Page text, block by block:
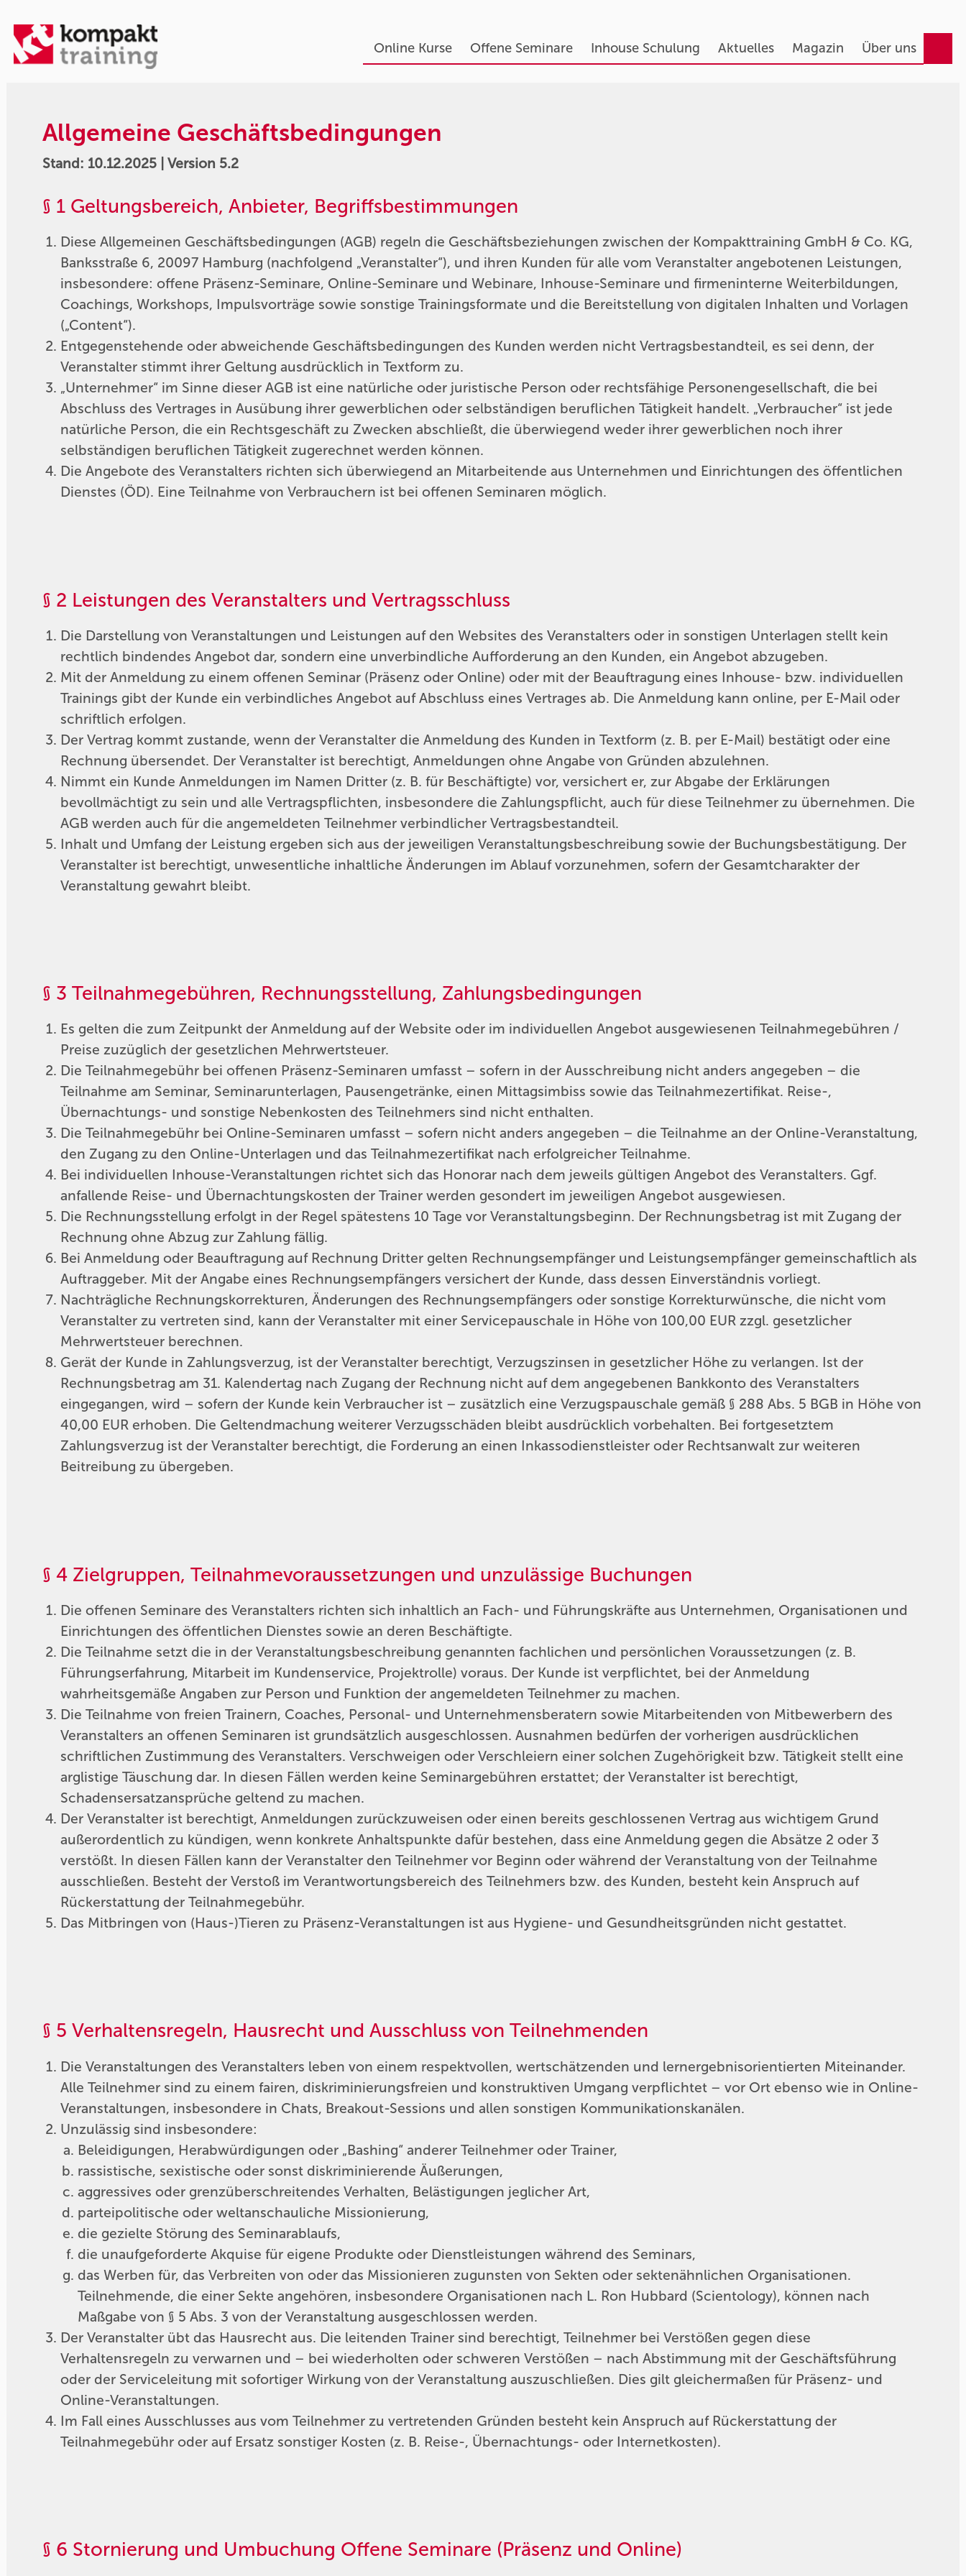
Online Kurse Offene Seminare Inhouse Schulung Aktuelles Magazin Über uns
Allgemeine Geschäftsbedingungen
Stand: 10.12.2025 | Version 5.2
§ 1 Geltungsbereich, Anbieter, Begriffsbestimmungen
Diese Allgemeinen Geschäftsbedingungen (AGB) regeln die Geschäftsbeziehungen zwischen der Kompakttraining GmbH & Co. KG,
Banksstraße 6, 20097 Hamburg (nachfolgend „Veranstalter“), und ihren Kunden für alle vom Veranstalter angebotenen Leistungen,
insbesondere: offene Präsenz-Seminare, Online-Seminare und Webinare, Inhouse-Seminare und firmeninterne Weiterbildungen,
Coachings, Workshops, Impulsvorträge sowie sonstige Trainingsformate und die Bereitstellung von digitalen Inhalten und Vorlagen
(„Content“).
Entgegenstehende oder abweichende Geschäftsbedingungen des Kunden werden nicht Vertragsbestandteil, es sei denn, der
Veranstalter stimmt ihrer Geltung ausdrücklich in Textform zu.
„Unternehmer“ im Sinne dieser AGB ist eine natürliche oder juristische Person oder rechtsfähige Personengesellschaft, die bei
Abschluss des Vertrages in Ausübung ihrer gewerblichen oder selbständigen beruflichen Tätigkeit handelt. „Verbraucher“ ist jede
natürliche Person, die ein Rechtsgeschäft zu Zwecken abschließt, die überwiegend weder ihrer gewerblichen noch ihrer
selbständigen beruflichen Tätigkeit zugerechnet werden können.
Die Angebote des Veranstalters richten sich überwiegend an Mitarbeitende aus Unternehmen und Einrichtungen des öffentlichen
Dienstes (ÖD). Eine Teilnahme von Verbrauchern ist bei offenen Seminaren möglich.
§ 2 Leistungen des Veranstalters und Vertragsschluss
Die Darstellung von Veranstaltungen und Leistungen auf den Websites des Veranstalters oder in sonstigen Unterlagen stellt kein
rechtlich bindendes Angebot dar, sondern eine unverbindliche Aufforderung an den Kunden, ein Angebot abzugeben.
Mit der Anmeldung zu einem offenen Seminar (Präsenz oder Online) oder mit der Beauftragung eines Inhouse- bzw. individuellen
Trainings gibt der Kunde ein verbindliches Angebot auf Abschluss eines Vertrages ab. Die Anmeldung kann online, per E-Mail oder
schriftlich erfolgen.
Der Vertrag kommt zustande, wenn der Veranstalter die Anmeldung des Kunden in Textform (z. B. per E-Mail) bestätigt oder eine
Rechnung übersendet. Der Veranstalter ist berechtigt, Anmeldungen ohne Angabe von Gründen abzulehnen.
Nimmt ein Kunde Anmeldungen im Namen Dritter (z. B. für Beschäftigte) vor, versichert er, zur Abgabe der Erklärungen
bevollmächtigt zu sein und alle Vertragspflichten, insbesondere die Zahlungspflicht, auch für diese Teilnehmer zu übernehmen. Die
AGB werden auch für die angemeldeten Teilnehmer verbindlicher Vertragsbestandteil.
Inhalt und Umfang der Leistung ergeben sich aus der jeweiligen Veranstaltungsbeschreibung sowie der Buchungsbestätigung. Der
Veranstalter ist berechtigt, unwesentliche inhaltliche Änderungen im Ablauf vorzunehmen, sofern der Gesamtcharakter der
Veranstaltung gewahrt bleibt.
§ 3 Teilnahmegebühren, Rechnungsstellung, Zahlungsbedingungen
Es gelten die zum Zeitpunkt der Anmeldung auf der Website oder im individuellen Angebot ausgewiesenen Teilnahmegebühren /
Preise zuzüglich der gesetzlichen Mehrwertsteuer.
Die Teilnahmegebühr bei offenen Präsenz-Seminaren umfasst – sofern in der Ausschreibung nicht anders angegeben – die
Teilnahme am Seminar, Seminarunterlagen, Pausengetränke, einen Mittagsimbiss sowie das Teilnahmezertifikat. Reise-,
Übernachtungs- und sonstige Nebenkosten des Teilnehmers sind nicht enthalten.
Die Teilnahmegebühr bei Online-Seminaren umfasst – sofern nicht anders angegeben – die Teilnahme an der Online-Veranstaltung,
den Zugang zu den Online-Unterlagen und das Teilnahmezertifikat nach erfolgreicher Teilnahme.
Bei individuellen Inhouse-Veranstaltungen richtet sich das Honorar nach dem jeweils gültigen Angebot des Veranstalters. Ggf.
anfallende Reise- und Übernachtungskosten der Trainer werden gesondert im jeweiligen Angebot ausgewiesen.
Die Rechnungsstellung erfolgt in der Regel spätestens 10 Tage vor Veranstaltungsbeginn. Der Rechnungsbetrag ist mit Zugang der
Rechnung ohne Abzug zur Zahlung fällig.
Bei Anmeldung oder Beauftragung auf Rechnung Dritter gelten Rechnungsempfänger und Leistungsempfänger gemeinschaftlich als
Auftraggeber. Mit der Angabe eines Rechnungsempfängers versichert der Kunde, dass dessen Einverständnis vorliegt.
Nachträgliche Rechnungskorrekturen, Änderungen des Rechnungsempfängers oder sonstige Korrekturwünsche, die nicht vom
Veranstalter zu vertreten sind, kann der Veranstalter mit einer Servicepauschale in Höhe von 100,00 EUR zzgl. gesetzlicher
Mehrwertsteuer berechnen.
Gerät der Kunde in Zahlungsverzug, ist der Veranstalter berechtigt, Verzugszinsen in gesetzlicher Höhe zu verlangen. Ist der
Rechnungsbetrag am 31. Kalendertag nach Zugang der Rechnung nicht auf dem angegebenen Bankkonto des Veranstalters
eingegangen, wird – sofern der Kunde kein Verbraucher ist – zusätzlich eine Verzugspauschale gemäß § 288 Abs. 5 BGB in Höhe von
40,00 EUR erhoben. Die Geltendmachung weiterer Verzugsschäden bleibt ausdrücklich vorbehalten. Bei fortgesetztem
Zahlungsverzug ist der Veranstalter berechtigt, die Forderung an einen Inkassodienstleister oder Rechtsanwalt zur weiteren
Beitreibung zu übergeben.
§ 4 Zielgruppen, Teilnahmevoraussetzungen und unzulässige Buchungen
Die offenen Seminare des Veranstalters richten sich inhaltlich an Fach- und Führungskräfte aus Unternehmen, Organisationen und
Einrichtungen des öffentlichen Dienstes sowie an deren Beschäftigte.
Die Teilnahme setzt die in der Veranstaltungsbeschreibung genannten fachlichen und persönlichen Voraussetzungen (z. B.
Führungserfahrung, Mitarbeit im Kundenservice, Projektrolle) voraus. Der Kunde ist verpflichtet, bei der Anmeldung
wahrheitsgemäße Angaben zur Person und Funktion der angemeldeten Teilnehmer zu machen.
Die Teilnahme von freien Trainern, Coaches, Personal- und Unternehmensberatern sowie Mitarbeitenden von Mitbewerbern des
Veranstalters an offenen Seminaren ist grundsätzlich ausgeschlossen. Ausnahmen bedürfen der vorherigen ausdrücklichen
schriftlichen Zustimmung des Veranstalters. Verschweigen oder Verschleiern einer solchen Zugehörigkeit bzw. Tätigkeit stellt eine
arglistige Täuschung dar. In diesen Fällen werden keine Seminargebühren erstattet; der Veranstalter ist berechtigt,
Schadensersatzansprüche geltend zu machen.
Der Veranstalter ist berechtigt, Anmeldungen zurückzuweisen oder einen bereits geschlossenen Vertrag aus wichtigem Grund
außerordentlich zu kündigen, wenn konkrete Anhaltspunkte dafür bestehen, dass eine Anmeldung gegen die Absätze 2 oder 3
verstößt. In diesen Fällen kann der Veranstalter den Teilnehmer vor Beginn oder während der Veranstaltung von der Teilnahme
ausschließen. Besteht der Verstoß im Verantwortungsbereich des Teilnehmers bzw. des Kunden, besteht kein Anspruch auf
Rückerstattung der Teilnahmegebühr.
Das Mitbringen von (Haus-)Tieren zu Präsenz-Veranstaltungen ist aus Hygiene- und Gesundheitsgründen nicht gestattet.
§ 5 Verhaltensregeln, Hausrecht und Ausschluss von Teilnehmenden
Die Veranstaltungen des Veranstalters leben von einem respektvollen, wertschätzenden und lernergebnisorientierten Miteinander.
Alle Teilnehmer sind zu einem fairen, diskriminierungsfreien und konstruktiven Umgang verpflichtet – vor Ort ebenso wie in Online-
Veranstaltungen, insbesondere in Chats, Breakout-Sessions und allen sonstigen Kommunikationskanälen.
Unzulässig sind insbesondere:
Beleidigungen, Herabwürdigungen oder „Bashing“ anderer Teilnehmer oder Trainer,
rassistische, sexistische oder sonst diskriminierende Äußerungen,
aggressives oder grenzüberschreitendes Verhalten, Belästigungen jeglicher Art,
parteipolitische oder weltanschauliche Missionierung,
die gezielte Störung des Seminarablaufs,
die unaufgeforderte Akquise für eigene Produkte oder Dienstleistungen während des Seminars,
das Werben für, das Verbreiten von oder das Missionieren zugunsten von Sekten oder sektenähnlichen Organisationen.
Teilnehmende, die einer Sekte angehören, insbesondere Organisationen nach L. Ron Hubbard (Scientology), können nach
Maßgabe von § 5 Abs. 3 von der Veranstaltung ausgeschlossen werden.
Der Veranstalter übt das Hausrecht aus. Die leitenden Trainer sind berechtigt, Teilnehmer bei Verstößen gegen diese
Verhaltensregeln zu verwarnen und – bei wiederholten oder schweren Verstößen – nach Abstimmung mit der Geschäftsführung
oder der Serviceleitung mit sofortiger Wirkung von der Veranstaltung auszuschließen. Dies gilt gleichermaßen für Präsenz- und
Online-Veranstaltungen.
Im Fall eines Ausschlusses aus vom Teilnehmer zu vertretenden Gründen besteht kein Anspruch auf Rückerstattung der
Teilnahmegebühr oder auf Ersatz sonstiger Kosten (z. B. Reise-, Übernachtungs- oder Internetkosten).
§ 6 Stornierung und Umbuchung Offene Seminare (Präsenz und Online)